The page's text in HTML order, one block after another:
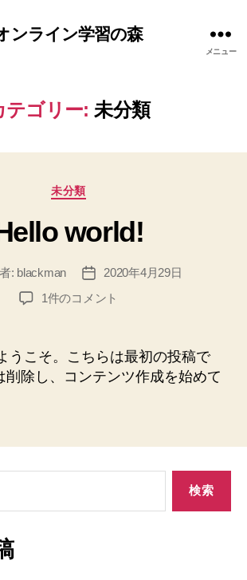
ンライン学習の森
メニュー
テゴリー: 未分類
カ
ゴ
リ
未分類
world!
: blackman
投
稿
2020年4月29日
Hello
の
1件のコメント
うこそ。こちらは最初の投稿で
削除し、コンテンツ作成を始めて